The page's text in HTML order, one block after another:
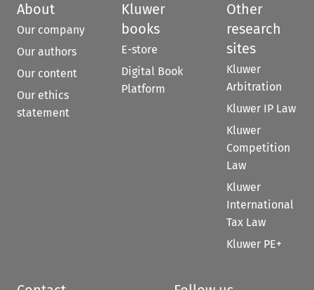
About
Our company
Our authors
Our content
Our ethics
statement
Kluwer
books
E-store
Digital Book
Platform
Other
research
sites
Kluwer
Arbitration
Kluwer IP Law
Kluwer
Competition
Law
Kluwer
International
Tax Law
Kluwer PE+